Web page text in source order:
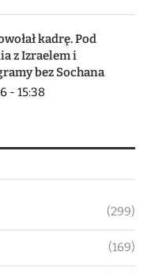
kadrę. Pod
z Izraelem i
bez Sochana
- 15:38
(299)
(169)